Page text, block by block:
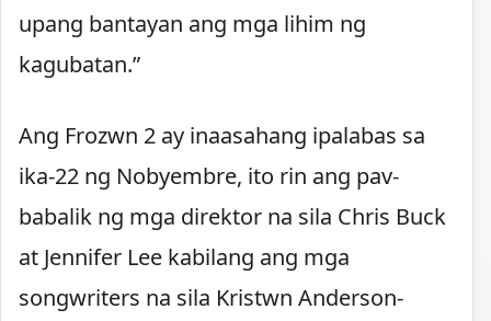
upang bantayan ang mga lihim ng
kagubatan.”
Ang Frozwn 2 ay inaasahang ipalabas sa
ika-22 ng Nobyembre, ito rin ang pav-
babalik ng mga direktor na sila Chris Buck
at Jennifer Lee kabilang ang mga
songwriters na sila Kristwn Anderson-